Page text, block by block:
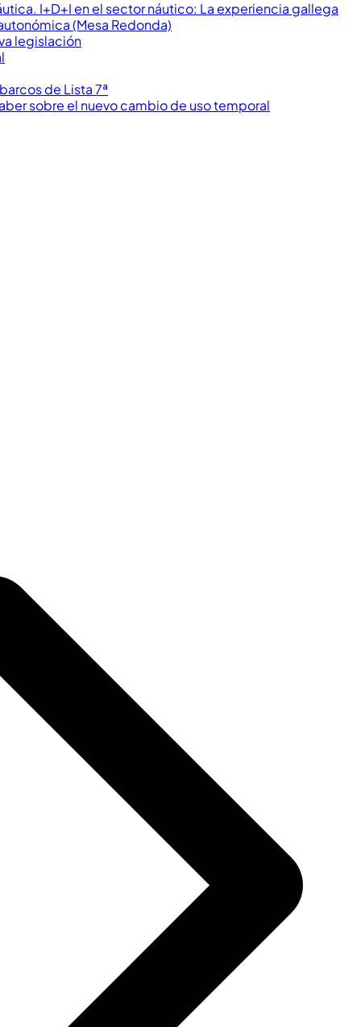
I+D+I en el sector náutico: La experiencia gallega
(Mesa Redonda)
legislación
de Lista 7ª
sobre el nuevo cambio de uso temporal